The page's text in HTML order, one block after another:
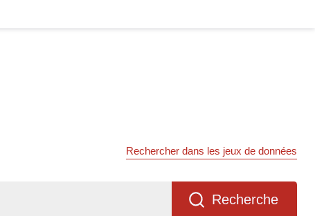
Rechercher dans les jeux de données
Recherche